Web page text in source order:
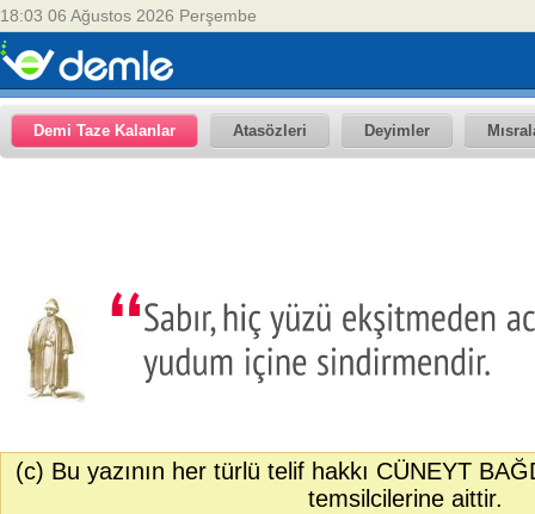
18:03 06 Ağustos 2026 Perşembe
Demi Taze Kalanlar Atasözleri Deyimler
(c) Bu yazının her türlü telif hakkı CÜNEYT
temsilcilerine aittir.